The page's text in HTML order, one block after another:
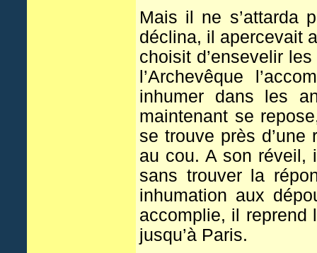
Mais il ne s’attarda
déclina, il apercevait
choisit d’ensevelir
l’Archevêque
inhumer dans les
maintenant se
se trouve près
au cou. A son réveil,
sans trouver la
inhumation aux
accomplie, il reprend
jusqu’à Paris.